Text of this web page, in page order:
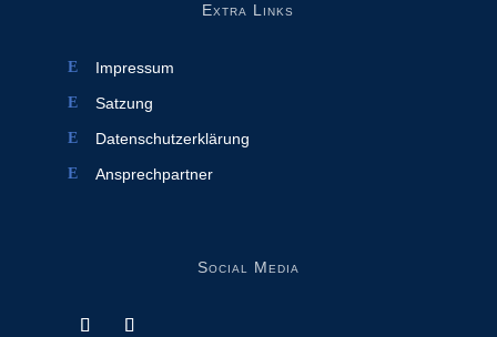
Extra Links
Impressum
Satzung
Datenschutzerklärung
Ansprechpartner
Social Media